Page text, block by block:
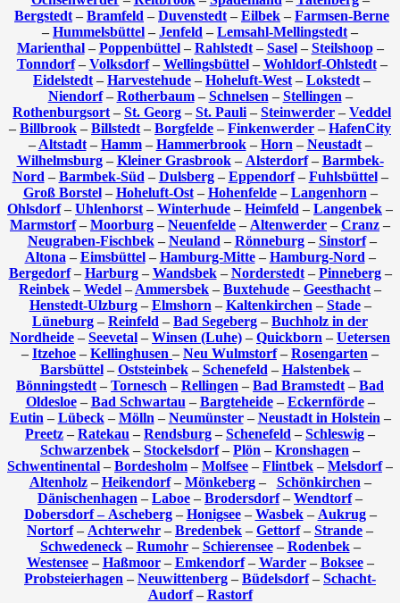
Bergstedt – Bramfeld – Duvenstedt – Eilbek – Farmsen-Berne
– Hummelsbüttel – Jenfeld – Lemsahl-Mellingstedt –
Marienthal– Poppenbüttel– Rahlstedt– Sasel– Steilshoop–
Tonndorf– Volksdorf– Wellingsbüttel– Wohldorf-Ohlstedt–
Eidelstedt – Harvestehude – Hoheluft-West – Lokstedt –
Niendorf– Rotherbaum– Schnelsen – Stellingen –
Rothenburgsort – St. Georg – St. Pauli – Steinwerder – Veddel
– Billbrook – Billstedt – Borgfelde – Finkenwerder – HafenCity
– Altstadt– Hamm– Hammerbrook– Horn – Neustadt–
Wilhelmsburg– Kleiner Grasbrook– Alsterdorf– Barmbek-
Nord – Barmbek-Süd – Dulsberg– Eppendorf– Fuhlsbüttel–
Groß Borstel– Hoheluft-Ost– Hohenfelde– Langenhorn –
Ohlsdorf– Uhlenhorst – Winterhude – Heimfeld – Langenbek –
Marmstorf– Moorburg – Neuenfelde – Altenwerder – Cranz –
Neugraben-Fischbek– Neuland – Rönneburg– Sinstorf–
Altona – Eimsbüttel– Hamburg-Mitte– Hamburg-Nord –
Bergedorf– Harburg– Wandsbek– Norderstedt– Pinneberg–
Reinbek – Wedel – Ammersbek – Buxtehude – Geesthacht –
Henstedt-Ulzburg– Elmshorn – Kaltenkirchen – Stade–
Lüneburg – Reinfeld – Bad Segeberg – Buchholz in der
Nordheide – Seevetal – Winsen (Luhe) – Quickborn – Uetersen
– Itzehoe – Kellinghusen – Neu Wulmstorf– Rosengarten –
Barsbüttel– Oststeinbek– Schenefeld – Halstenbek–
Bönningstedt – Tornesch – Rellingen – Bad Bramstedt – Bad
Oldesloe– Bad Schwartau – Bargteheide– Eckernförde–
Eutin – Lübeck– Mölln – Neumünster– Neustadt in Holstein –
Preetz – Ratekau – Rendsburg – Schenefeld – Schleswig –
Schwarzenbek – Stockelsdorf– Plön – Kronshagen –
Schwentinental – Bordesholm – Molfsee – Flintbek – Melsdorf–
Altenholz– Heikendorf– Mönkeberg– Schönkirchen –
Dänischenhagen – Laboe – Brodersdorf– Wendtorf–
Dobersdorf – Ascheberg– Honigsee– Wasbek– Aukrug–
Nortorf– Achterwehr – Bredenbek – Gettorf– Strande –
Schwedeneck– Rumohr– Schierensee– Rodenbek–
Westensee– Haßmoor– Emkendorf– Warder– Boksee–
Probsteierhagen – Neuwittenberg – Büdelsdorf– Schacht-
Audorf– Rastorf